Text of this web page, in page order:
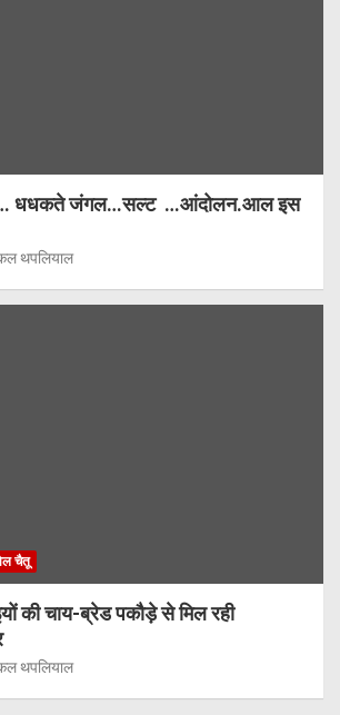
धधकते जंगल…सल्ट …आंदोलन.आल इस
थपलियाल
चैतू
की चाय-ब्रेड पकौड़े से मिल रही
थपलियाल